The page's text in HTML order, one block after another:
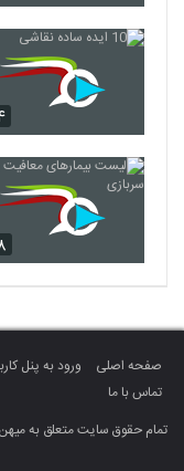
صفحه اصلی ورود به پنل
تماس با ما
تمام حقوق سایت متعلق به